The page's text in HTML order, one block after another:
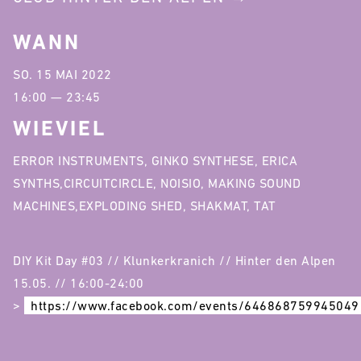
DIY Kit Day #03 // Klunkerkranich // Hinter den Alpen
15.05. // 16:00-24:00
>
https://www.facebook.com/events/646868759945049
WANN
SO. 15 MAI 2022
16:00 — 23:45
WIEVIEL
ERROR INSTRUMENTS, GINKO SYNTHESE, ERICA
SYNTHS,CIRCUITCIRCLE, NOISIO, MAKING SOUND
MACHINES,EXPLODING SHED, SHAKMAT, TAT